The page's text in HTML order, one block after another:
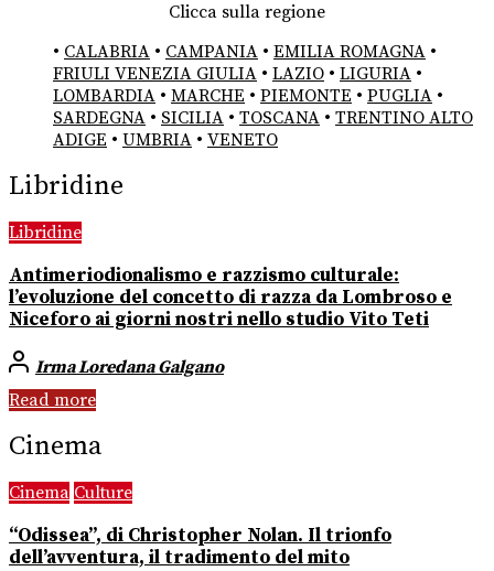
Clicca sulla regione
• CALABRIA • CAMPANIA • EMILIA ROMAGNA •
FRIULI VENEZIA GIULIA • LAZIO • LIGURIA •
LOMBARDIA • MARCHE • PIEMONTE • PUGLIA •
SARDEGNA • SICILIA • TOSCANA • TRENTINO ALTO
ADIGE • UMBRIA • VENETO
Libridine
Libridine
Antimeriodionalismo e razzismo culturale:
l’evoluzione del concetto di razza da Lombroso e
Niceforo ai giorni nostri nello studio Vito Teti
Irma Loredana Galgano
Read more
Cinema
Cinema Culture
“Odissea”, di Christopher Nolan. Il trionfo
dell’avventura, il tradimento del mito